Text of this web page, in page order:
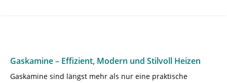
Gaskamine – Effizient, Modern und Stilvoll Heizen
Gaskamine sind längst mehr als nur eine praktische